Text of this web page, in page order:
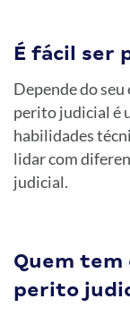
É fácil ser
Depende do seu
perito judicial é
habilidades
lidar com
judicial.
Quem tem
perito